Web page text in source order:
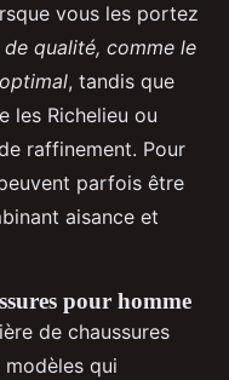
vous les portez
qualité, comme le
, tandis que
les Richelieu ou
raffinement. Pour
parfois être
aisance et
pour homme
de chaussures
qui